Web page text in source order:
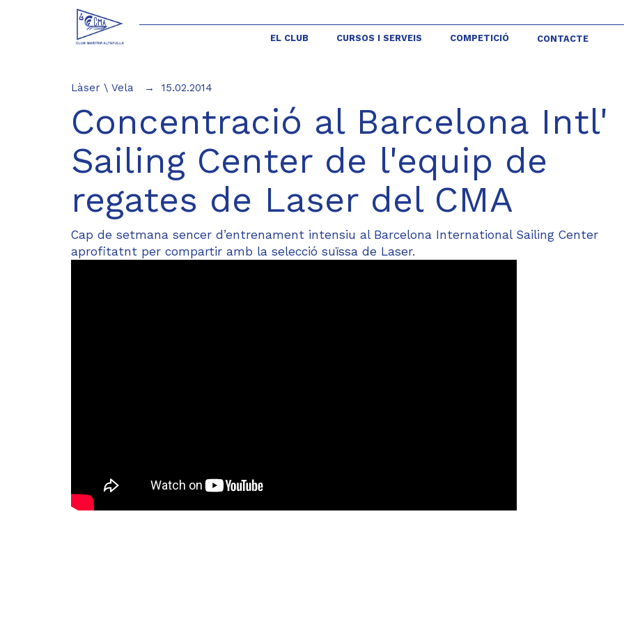
EL CLUB CURSOS I SERVEIS COMPETICIÓ CONTACTE
Làser \ Vela 15.02.2014
Concentració al Barcelona Intl'
Sailing Center de l'equip de
regates de Laser del CMA
Cap de setmana sencer d’entrenament intensiu al Barcelona International Sailing Center
aprofitatnt per compartir amb la selecció suïssa de Laser.